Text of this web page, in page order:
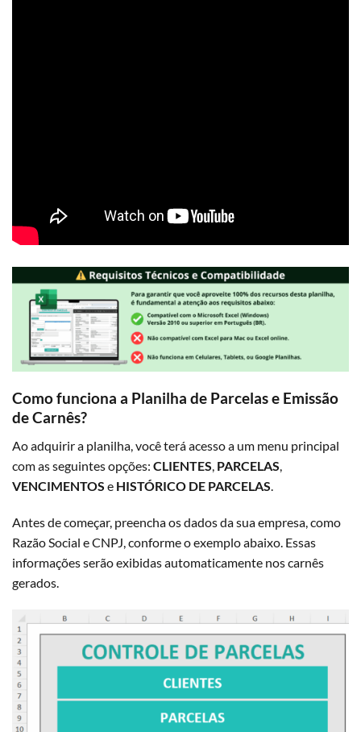
Como funciona a Planilha de Parcelas e Emissão
de Carnês?
Ao adquirir a planilha, você terá acesso a um menu principal
com as seguintes opções: CLIENTES PARCELAS
VENCIMENTOS e HISTÓRICO DE PARCELAS
Antes de começar, preencha os dados da sua empresa, como
Razão Social e CNPJ, conforme o exemplo abaixo. Essas
informações serão exibidas automaticamente nos carnês
gerados.